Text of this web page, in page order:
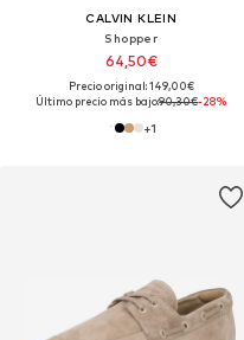
CALVIN KLEIN
Shopper
64,50€
Precio original: 149,00€
Último precio más bajo:90,30€-28%
+1